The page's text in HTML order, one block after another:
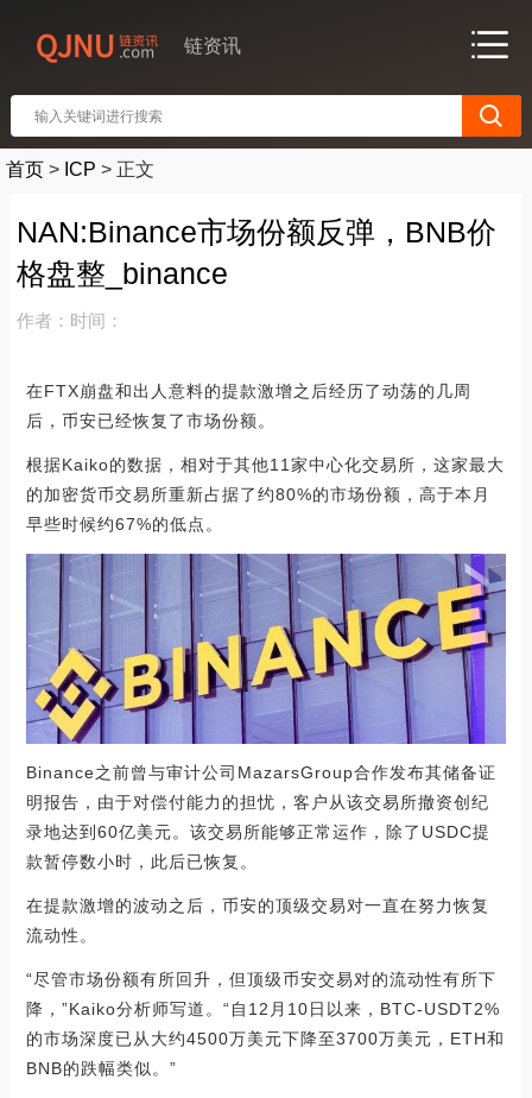
链资讯
首页 > ICP > 正文
NAN:Binance市场份额反弹，BNB价
格盘整_binance
作者： 时间：
在FTX崩盘和出人意料的提款激增之后经历了动荡的几周
后，币安已经恢复了市场份额。
根据Kaiko的数据，相对于其他11家中心化交易所，这家最大
的加密货币交易所重新占据了约80%的市场份额，高于本月
早些时候约67%的低点。
Binance之前曾与审计公司MazarsGroup合作发布其储备证
明报告，由于对偿付能力的担忧，客户从该交易所撤资创纪
录地达到60亿美元。该交易所能够正常运作，除了USDC提
款暂停数小时，此后已恢复。
在提款激增的波动之后，币安的顶级交易对一直在努力恢复
流动性。
“尽管市场份额有所回升，但顶级币安交易对的流动性有所下
降，”Kaiko分析师写道。“自12月10日以来，BTC-USDT2%
的市场深度已从大约4500万美元下降至3700万美元，ETH和
BNB的跌幅类似。”